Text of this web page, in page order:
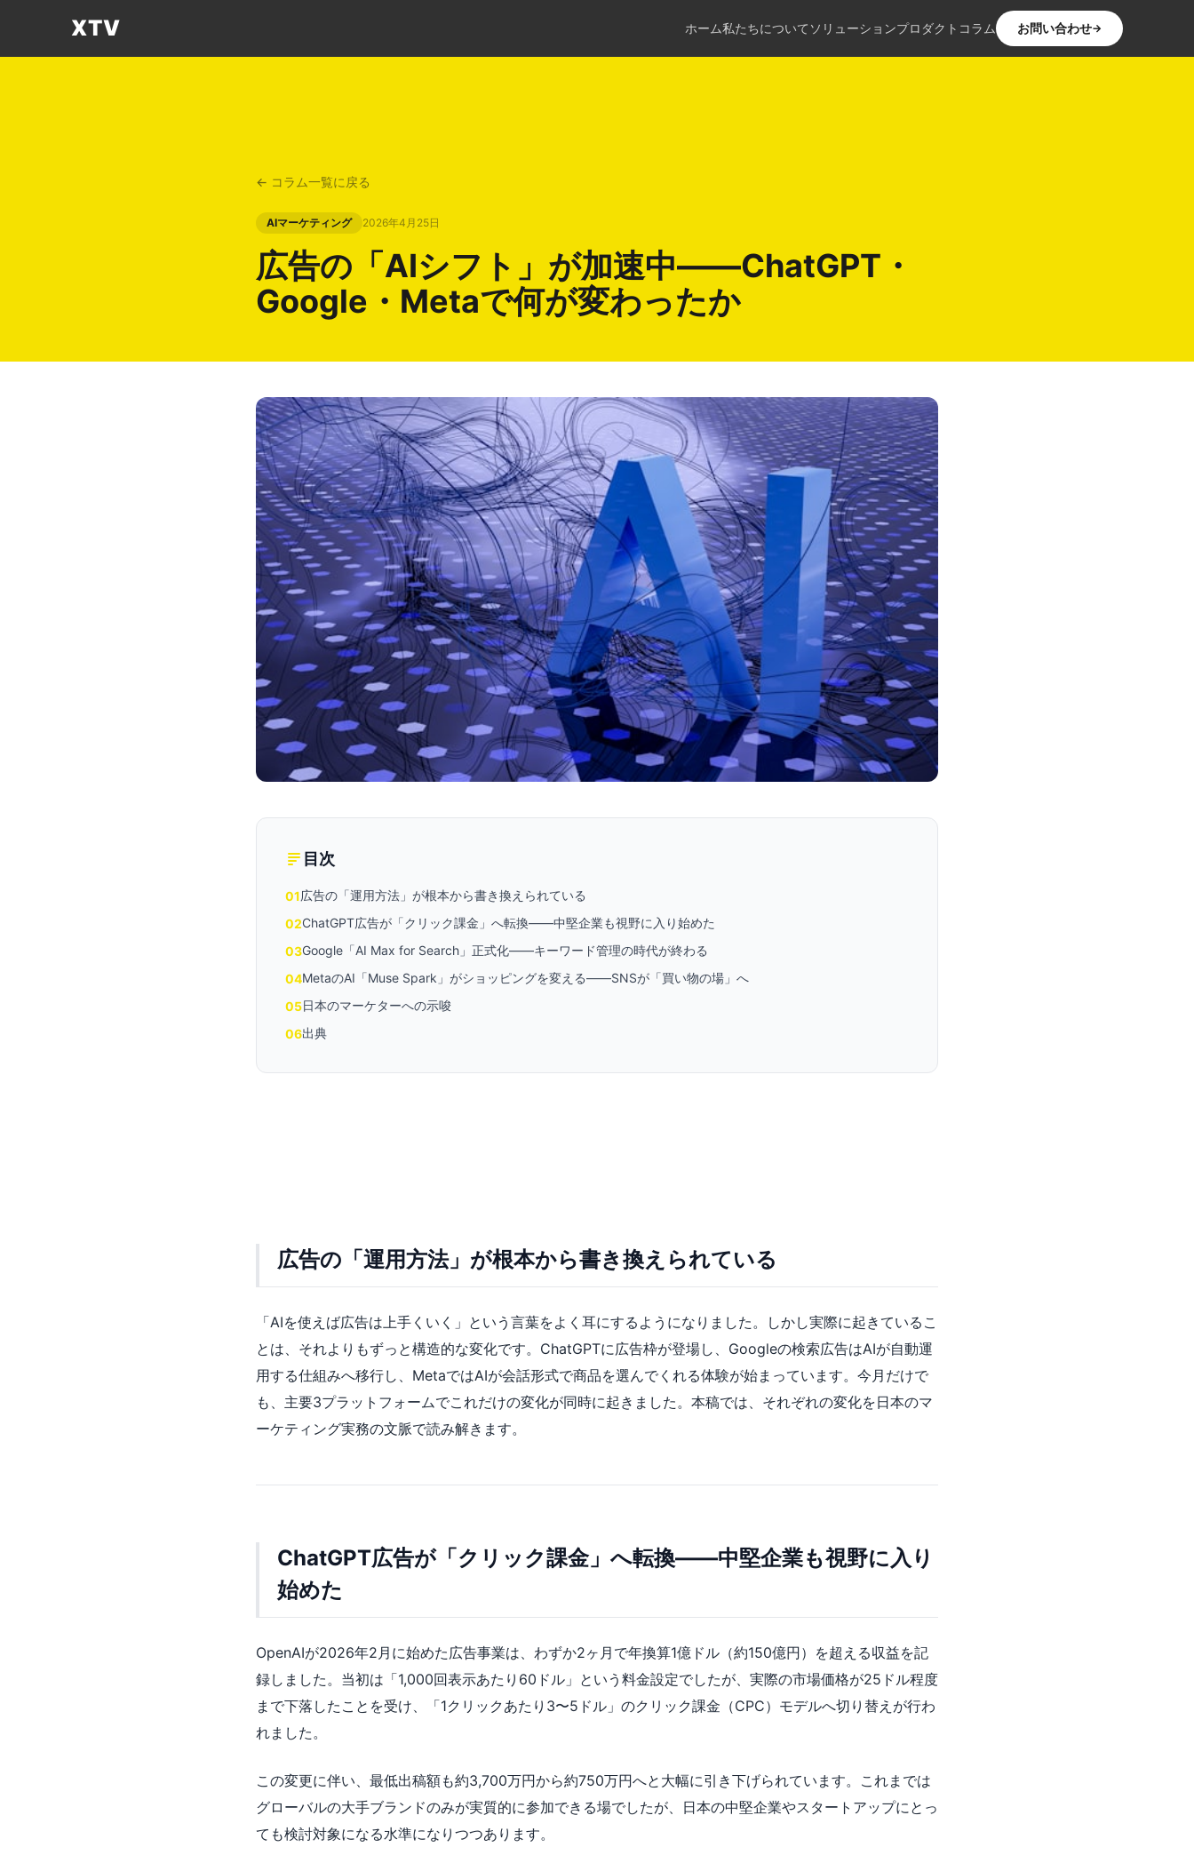
XTV ホーム私たちについて ソリューションプロダクト コラム お問い合わせ→
← コラム一覧に戻る
AIマーケティング 2026年4月25日
広告の「AIシフト」が加速中――ChatGPT・
Google・Metaで何が変わったか
目次
01広告の「運用方法」が根本から書き換えられている
02ChatGPT広告が「クリック課金」へ転換――中堅企業も視野に入り始めた
03Google「AI Max for Search」正式化――キーワード管理の時代が終わる
04MetaのAI「Muse Spark」がショッピングを変える――SNSが「買い物の場」へ
05日本のマーケターへの示唆
06出典
広告の「運用方法」が根本から書き換えられている
「AIを使えば広告は上手くいく」という言葉をよく耳にするようになりました。しかし実際に起きているこ
とは、それよりもずっと構造的な変化です。ChatGPTに広告枠が登場し、Googleの検索広告はAIが自動運
用する仕組みへ移行し、MetaではAIが会話形式で商品を選んでくれる体験が始まっています。今月だけで
も、主要3プラットフォームでこれだけの変化が同時に起きました。本稿では、それぞれの変化を日本のマ
ーケティング実務の文脈で読み解きます。
ChatGPT広告が「クリック課金」へ転換――中堅企業も視野に入り
始めた
OpenAIが2026年2月に始めた広告事業は、わずか2ヶ月で年換算1億ドル（約150億円）を超える収益を記
録しました。当初は「1,000回表示あたり60ドル」という料金設定でしたが、実際の市場価格が25ドル程度
まで下落したことを受け、「1クリックあたり3〜5ドル」のクリック課金（CPC）モデルへ切り替えが行わ
れました。
この変更に伴い、最低出稿額も約3,700万円から約750万円へと大幅に引き下げられています。これまでは
グローバルの大手ブランドのみが実質的に参加できる場でしたが、日本の中堅企業やスタートアップにとっ
ても検討対象になる水準になりつつあります。